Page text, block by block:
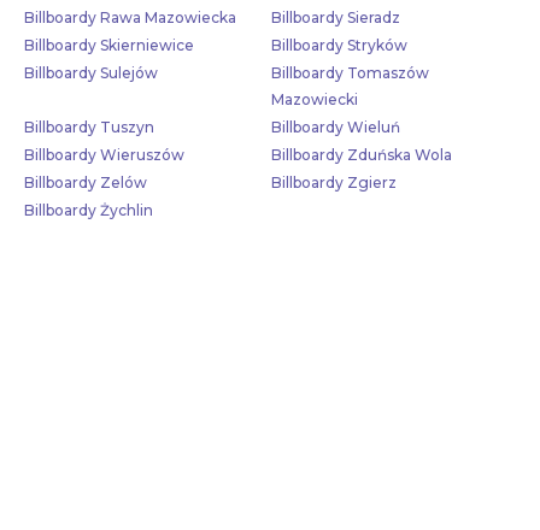
Billboardy Rawa Mazowiecka
Billboardy Sieradz
Billboardy Skierniewice
Billboardy Stryków
Billboardy Sulejów
Billboardy Tomaszów
Mazowiecki
Billboardy Tuszyn
Billboardy Wieluń
Billboardy Wieruszów
Billboardy Zduńska Wola
Billboardy Zelów
Billboardy Zgierz
Billboardy Żychlin